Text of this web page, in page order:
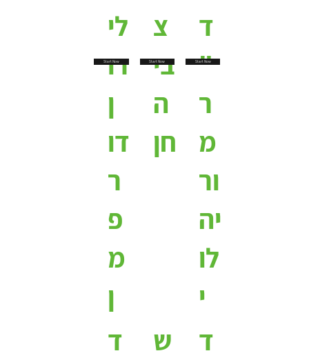
לי
רו
ן
דו
ר
פ
מ
ן
Start Now
צ
בי
ה
חן
Start Now
ד
"
ר
מ
ור
יה
לו
י
Start Now
ד
ש
ד